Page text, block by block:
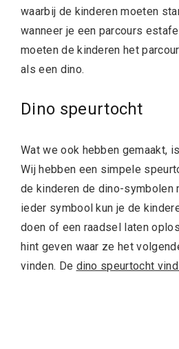
waarbij de kinderen moeten
wanneer je een parcours
moeten de kinderen het
als een dino.
Dino speurtocht
Wat we ook hebben gemaakt,
Wij hebben een simpele
de kinderen de dino-symbolen
ieder symbool kun je de
doen of een raadsel laten
hint geven waar ze het
vinden. De dino speurtocht